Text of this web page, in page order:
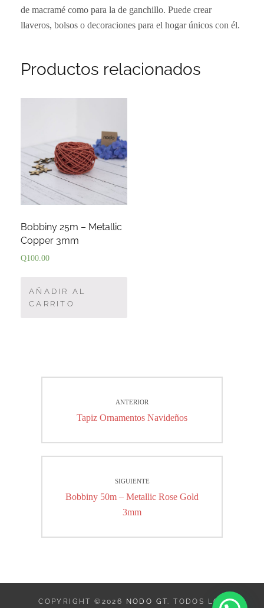
de macramé como para la de ganchillo. Puede crear
llaveros, bolsos o decoraciones para el hogar únicos con él.
Productos relacionados
Bobbiny 25m – Metallic
Copper 3mm
Q100.00
AÑADIR AL
CARRITO
ANTERIOR
Entrada
Tapiz Ornamentos Navideños
SIGUIENTE
Entrada
Bobbiny 50m – Metallic Rose Gold
3mm
COPYRIGHT ©2026 NODO GT. TODOS LOS